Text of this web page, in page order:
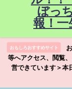
ぼっ
報！一
おもしろおすすめサイト
等へアクセス、閲覧
営できています＞本